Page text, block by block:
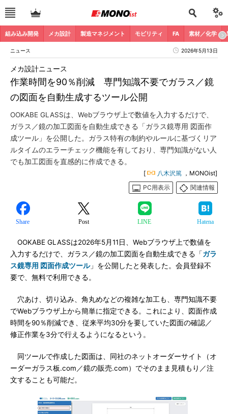
組み込み開発 メカ設計 製造マネジメント モビリティ FA 素材／化学
ニュース 2026年5月13日
作業時間を90％削減 専門知識不要でガラス／鏡
の図面を自動生成するツール公開
メカ設計ニュース
OOKABE GLASSは、Webブラウザ上で数値を入力するだけで、
ガラス／鏡の加工図面を自動生成できる「ガラス鏡専用 図面作
成ツール」を公開した。ガラス特有の制約やルールに基づくリア
ルタイムのエラーチェック機能を有しており、専門知識がない人
でも加工図面を直感的に作成できる。
[ 八木沢篤 ，MONOist]
PC用表示
関連情報
Share Post LINE Hatena
OOKABE GLASSは2026年5月11日、Webブラウザ上で数値を
入力するだけで、ガラス／鏡の加工図面を自動生成できる「ガラ
ス鏡専用 図面作成ツール」を公開したと発表した。会員登録不
要で、無料で利用できる。
穴あけ、切り込み、角丸めなどの複雑な加工も、専門知識不要
でWebブラウザ上から簡単に指定できる。これにより、図面作成
時間を90％削減でき、従来平均30分を要していた図面の確認／
修正作業を3分で行えるようになるという。
同ツールで作成した図面は、同社のネットオーダーサイト（オ
ーダーガラス板.com／鏡の販売.com）でそのまま見積もり／注
文することも可能だ。